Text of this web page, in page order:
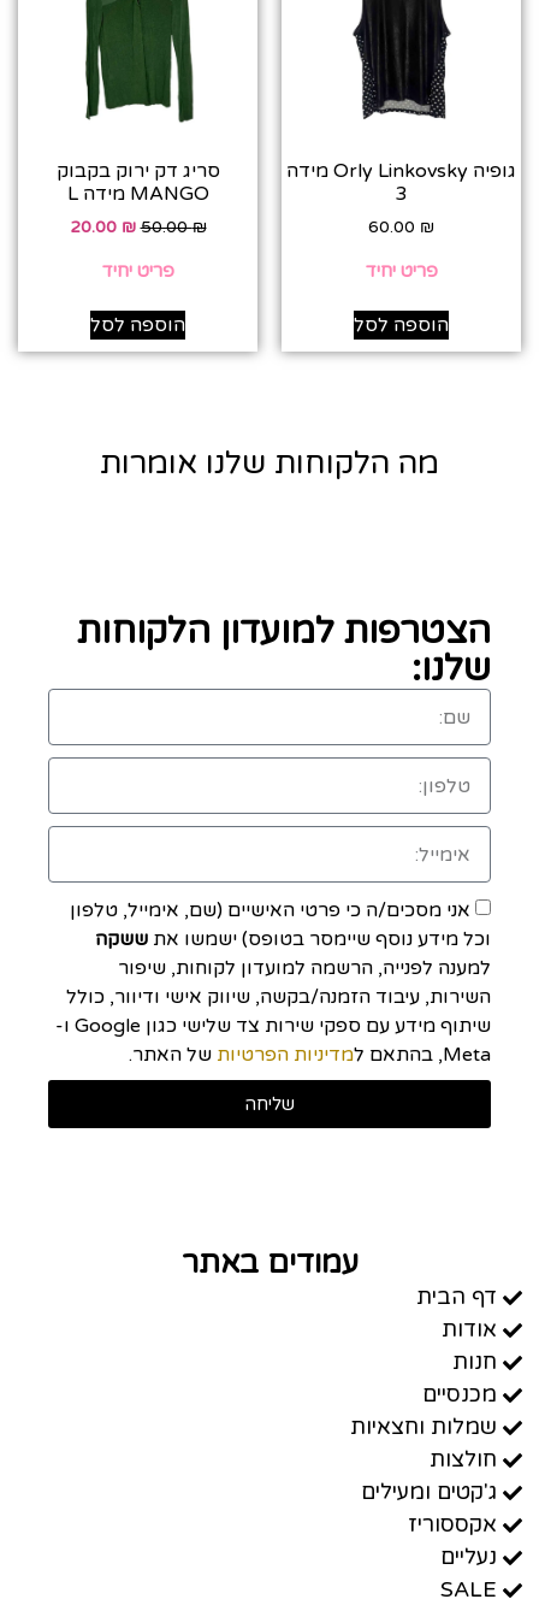
גופיה Orly Linkovsky מידה
3
60.00 ₪
פריט יחיד
הוספה לסל
סריג דק ירוק בקבוק
MANGO מידה L
50.00₪
20.00 ₪
פריט יחיד
הוספה לסל
מה הלקוחות שלנו אומרות
הצטרפות למועדון הלקוחות
שלנו:
אני מסכים/ה כי פרטי האישיים (שם, אימייל, טלפון
וכל מידע נוסף שיימסר בטופס) ישמשו את ששקה
למענה לפנייה, הרשמה למועדון לקוחות, שיפור
השירות, עיבוד הזמנה/בקשה, שיווק אישי ודיוור, כולל
שיתוף מידע עם ספקי שירות צד שלישי כגון Google ו-
Meta, בהתאם ל
מדיניות הפרטיות של האתר.
שליחה
עמודים באתר
דף הבית
אודות
חנות
מכנסיים
שמלות וחצאיות
חולצות
ג'קטים ומעילים
אקססוריז
נעליים
SALE